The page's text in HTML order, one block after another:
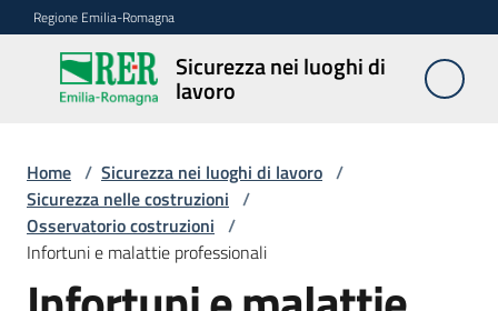
Vai al contenuto
Vai alla navigazione
Vai al footer
Regione Emilia-Romagna
Sicurezza nei luoghi di
lavoro
Sicurezza
nei
lavoro
Notizie
Home / Sicurezza nei luoghi di lavoro /
Sicurezza nelle costruzioni /
Osservatorio costruzioni /
Infortuni e malattie professionali